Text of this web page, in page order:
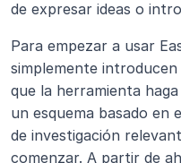
de expresar ideas o
Para empezar a usar
simplemente
que la herramienta
un esquema basado en
de investigación
comenzar. A partir de